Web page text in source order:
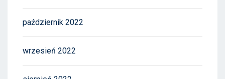
październik 2022
wrzesień 2022